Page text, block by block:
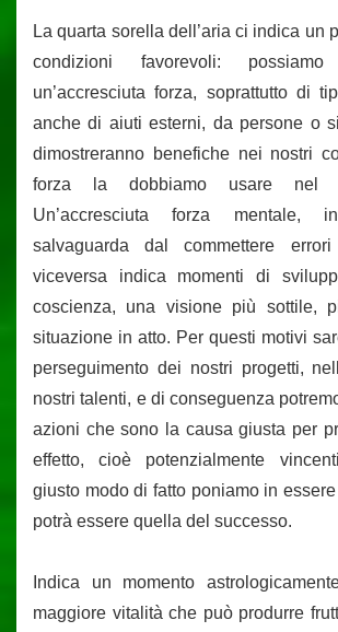
La quarta sorella dell’aria ci indica un
condizioni favorevoli:
un’accresciuta forza, soprattutto di
anche di aiuti esterni, da persone o
dimostreranno benefiche nei nostri
forza la dobbiamo usare nel
Un’accresciuta forza mentale,
salvaguarda dal commettere
viceversa indica momenti di
coscienza, una visione più sottile,
situazione in atto. Per questi motivi
perseguimento dei nostri progetti,
nostri talenti, e di conseguenza
azioni che sono la causa giusta per
effetto, cioè potenzialmente
giusto modo di fatto poniamo in essere
potrà essere quella del successo.
Indica un momento
maggiore vitalità che può produrre